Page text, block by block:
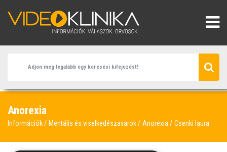
Anorexia
Információk Mentális és viselkedészavarok Anorexia Csenki laura